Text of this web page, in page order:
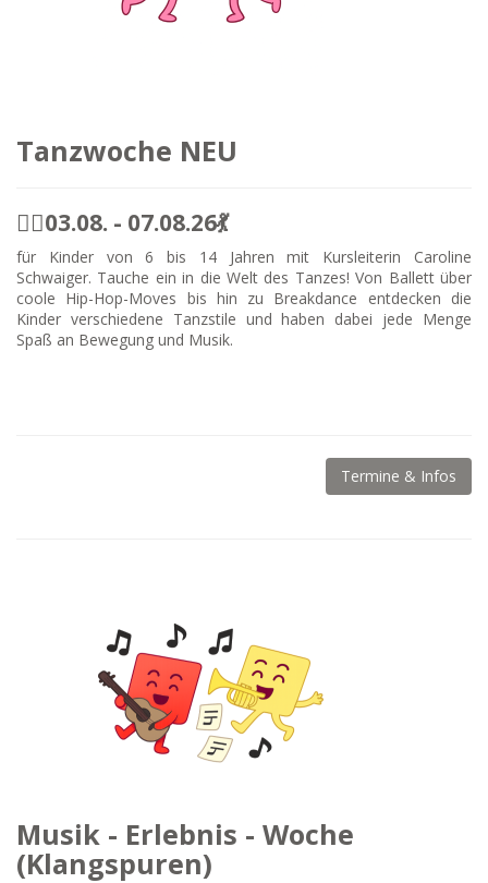
Tanzwoche NEU
🤸‍♀️03.08. - 07.08.26💃
für Kinder von 6 bis 14 Jahren mit Kursleiterin Caroline
Schwaiger. Tauche ein in die Welt des Tanzes! Von Ballett über
coole Hip-Hop-Moves bis hin zu Breakdance entdecken die
Kinder verschiedene Tanzstile und haben dabei jede Menge
Spaß an Bewegung und Musik.
Termine & Infos
Musik - Erlebnis - Woche
(Klangspuren)